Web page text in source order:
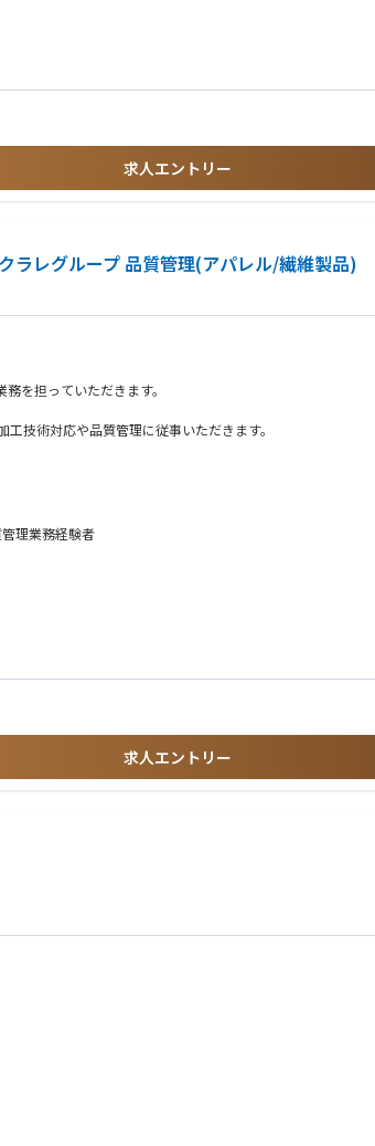
御機器などに電力を分配する回路設計
器間含む配線図・収納筐体の図面作成）
器、データ収集機器
計）
ープログラム開発
、データ収集システム開発
管理
SEMI規格（SEMI S2/S8等）
価・測定
戦力として活躍いただけます。
ュメントの解読・作成等）
求人エントリー
ラレグループ 品質管理(アパレル/繊維製品)
を担っていただきます。
技術対応や品質管理に従事いただきます。
理業務経験者
求人エントリー